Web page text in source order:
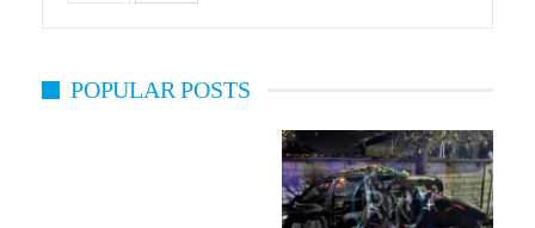
POPULAR POSTS